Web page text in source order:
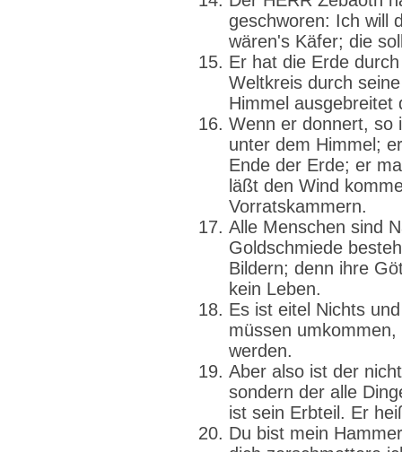
geschworen: Ich will
wären's Käfer; die
Er hat die Erde
Weltkreis durch
Himmel ausgebreitet
Wenn er donnert, so
unter dem Himmel;
Ende der Erde; er
läßt den Wind
Vorratskammern.
Alle Menschen sind
Goldschmiede
Bildern; denn ihre
kein Leben.
Es ist eitel Nichts
müssen
werden.
Aber also ist der
sondern der alle
ist sein Erbteil. Er
Du bist mein